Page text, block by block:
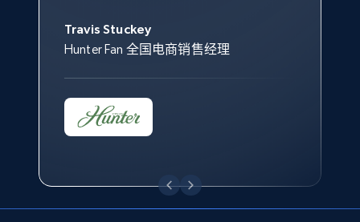
Seller reviews, Breadcrumbs, Root category, and
more.
URL, Product id, Title, Seller name, Seller rating,
Seller reviews, Breadcrumbs, Root category, and
Travis Stuckey
Hunter Fan 全国电商销售经理
Overstock 的客户战略与洞察总监